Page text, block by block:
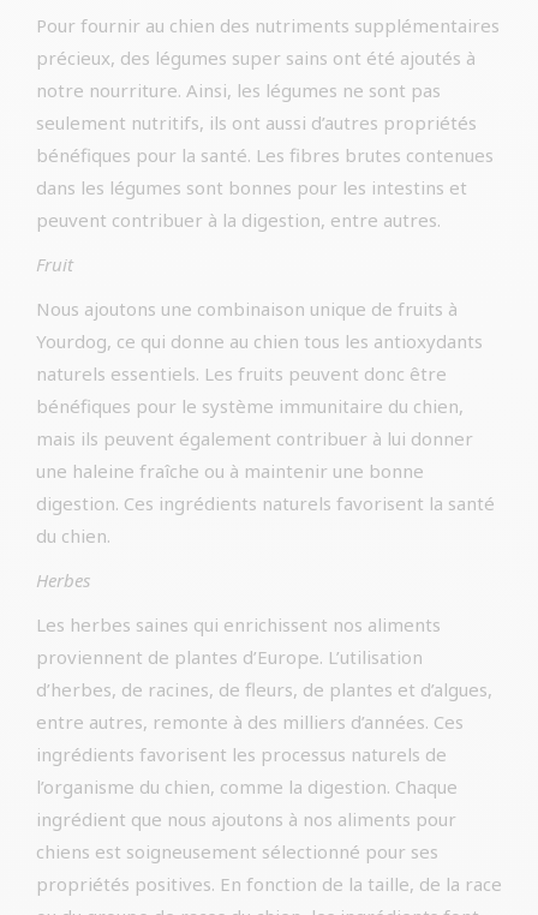
Pour fournir au chien des nutriments supplémentaires
précieux, des légumes super sains ont été ajoutés à
notre nourriture. Ainsi, les légumes ne sont pas
seulement nutritifs, ils ont aussi d’autres propriétés
bénéfiques pour la santé. Les fibres brutes contenues
dans les légumes sont bonnes pour les intestins et
peuvent contribuer à la digestion, entre autres.
Fruit
Nous ajoutons une combinaison unique de fruits à
Yourdog, ce qui donne au chien tous les antioxydants
naturels essentiels. Les fruits peuvent donc être
bénéfiques pour le système immunitaire du chien,
mais ils peuvent également contribuer à lui donner
une haleine fraîche ou à maintenir une bonne
digestion. Ces ingrédients naturels favorisent la santé
du chien.
Herbes
Les herbes saines qui enrichissent nos aliments
proviennent de plantes d’Europe. L’utilisation
d’herbes, de racines, de fleurs, de plantes et d’algues,
entre autres, remonte à des milliers d’années. Ces
ingrédients favorisent les processus naturels de
l’organisme du chien, comme la digestion. Chaque
ingrédient que nous ajoutons à nos aliments pour
chiens est soigneusement sélectionné pour ses
propriétés positives. En fonction de la taille, de la race